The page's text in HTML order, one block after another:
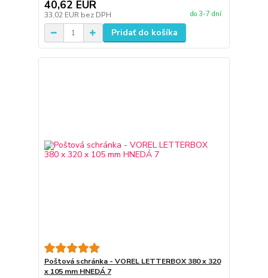
40,62 EUR
33,02 EUR bez DPH do 3-7 dní
Pridať do košíka
Poštová schránka - VOREL LETTERBOX 380 x 320
x 105 mm HNEDÁ 7